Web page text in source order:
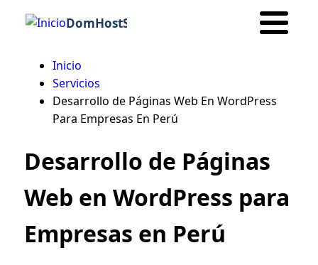
DomHostSeo
Ruta
de
Inicio
Servicios
Desarrollo de Páginas Web En WordPress
Para Empresas En Perú
Desarrollo de Páginas
Web en WordPress para
Empresas en Perú